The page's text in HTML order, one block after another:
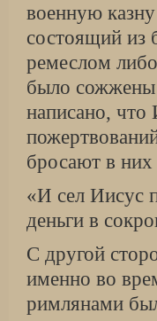
военную
состоящий из
ремеслом
было сожжены
написано, что
бросают в
«И сел Иисус
деньги в
С другой
именно во
римлянами